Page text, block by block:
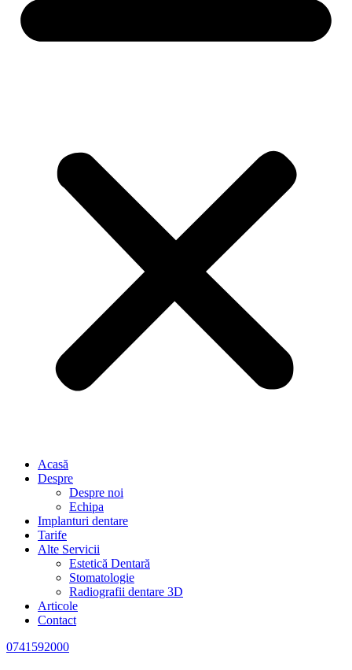
Acasă
Despre
Despre noi
Echipa
Implanturi dentare
Tarife
Alte Servicii
Estetică Dentară
Stomatologie
Radiografii dentare 3D
Articole
Contact
0741592000